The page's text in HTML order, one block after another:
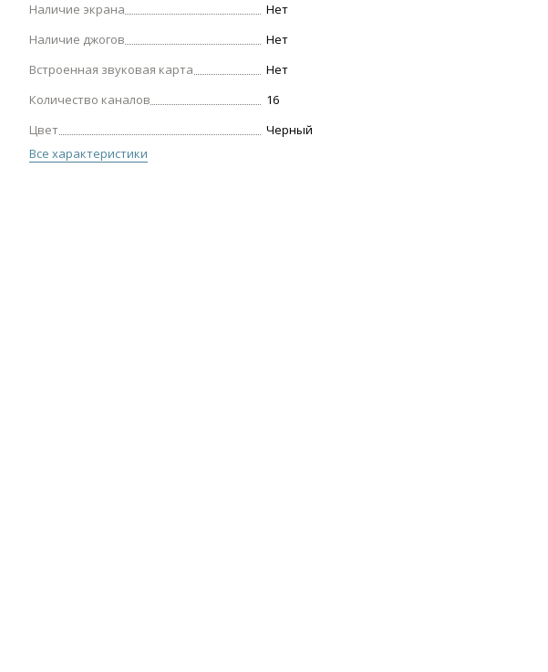
Наличие экрана
Нет
Наличие джогов
Нет
Встроенная звуковая карта
Нет
Количество каналов
16
Цвет
Черный
Все характеристики